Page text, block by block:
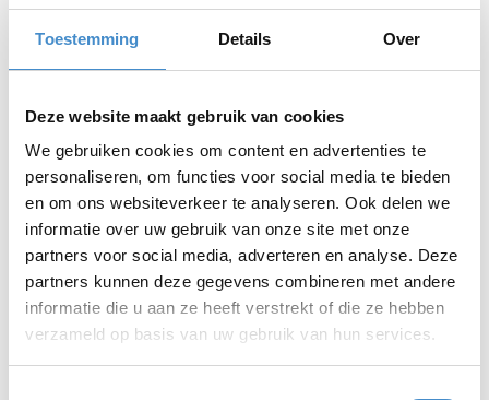
Toestemming Details Over
Deze website maakt gebruik van cookies
We gebruiken cookies om content en advertenties te
personaliseren, om functies voor social media te bieden
en om ons websiteverkeer te analyseren. Ook delen we
informatie over uw gebruik van onze site met onze
partners voor social media, adverteren en analyse. Deze
partners kunnen deze gegevens combineren met andere
informatie die u aan ze heeft verstrekt of die ze hebben
verzameld op basis van uw gebruik van hun services.
Bekijk pagina